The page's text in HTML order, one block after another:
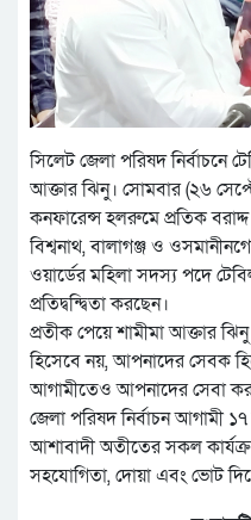
সিলেট জেলা পরিষদ নির্বাচনে
আক্তার ঝিনু। সোমবার (২৬
কনফারেন্স হলরুমে প্রতিক
বিশ্বনাথ, বালাগঞ্জ ও
ওয়ার্ডের মহিলা সদস্য পদে
প্রতিদ্বন্দ্বিতা করছেন।
প্রতীক পেয়ে শামীমা আক্তার ঝিনু
হিসেবে নয়, আপনাদের সেবক
আগামীতেও আপনাদের সেবা
জেলা পরিষদ নির্বাচন আগামী
আশাবাদী অতীতের সকল
সহযোগিতা, দোয়া এবং ভোট